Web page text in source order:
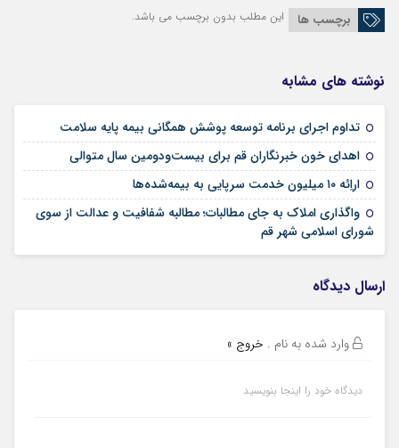
برچسب ها این مطلب بدون برچسب می باشد.
نوشته های مشابه
تداوم اجرای برنامه توسعه پوشش همگانی بیمه پایه سلامت
اهدای خون خبرنگاران قم برای بیست‌ودومین سال متوالی
اراِئه ۱۰ میلیون خدمت سرپایی به بیمه‌شده‌ها
واگذاری املاک به جای مطالبات؛ مطالبه شفافیت و عدالت از سوی
شورای اسلامی شهر قم
ارسال دیدگاه
وارد شده به نام . خروج »
دیدگاه خود را اینجا بنویسید